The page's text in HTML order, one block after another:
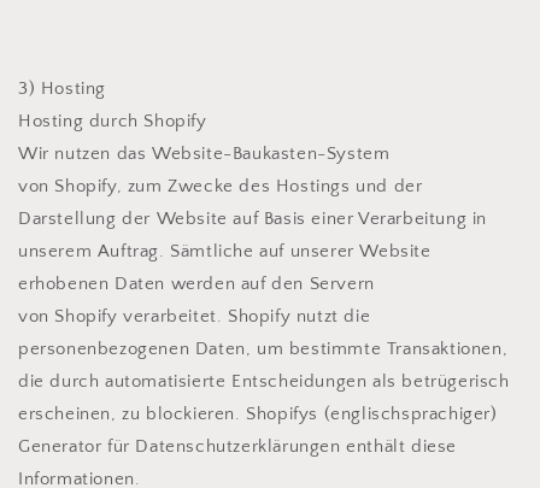
3) Hosting
Hosting durch Shopify
Wir nutzen das Website-Baukasten-System
von Shopify, zum Zwecke des Hostings und der
Darstellung der Website auf Basis einer Verarbeitung in
unserem Auftrag. Sämtliche auf unserer Website
erhobenen Daten werden auf den Servern
von Shopify verarbeitet. Shopify nutzt die
personenbezogenen Daten, um bestimmte Transaktionen,
die durch automatisierte Entscheidungen als betrügerisch
erscheinen, zu blockieren. Shopifys (englischsprachiger)
Generator für Datenschutzerklärungen enthält diese
Informationen.